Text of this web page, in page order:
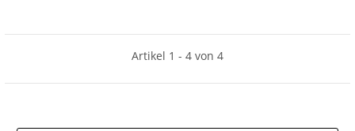
Artikel 1 - 4 von 4